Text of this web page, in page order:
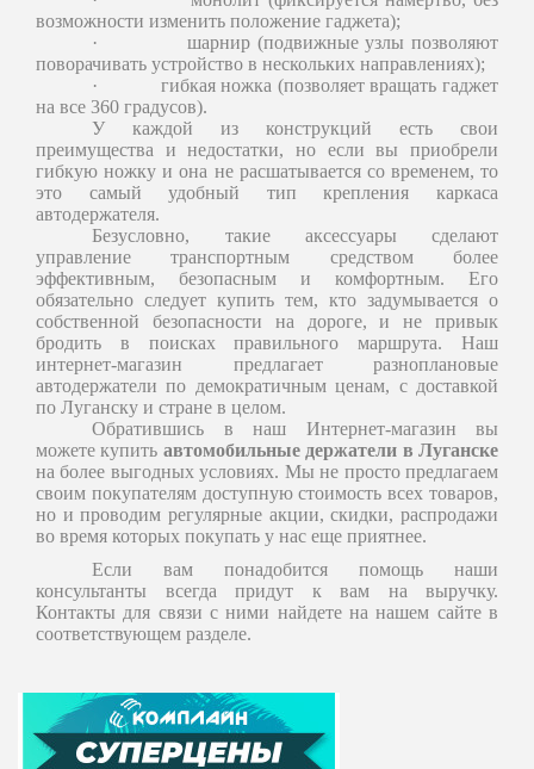
возможности изменить положение гаджета);
·
шарнир (подвижные узлы позволяют
поворачивать устройство в нескольких направлениях);
·
гибкая ножка (позволяет вращать гаджет
на все 360 градусов).
У каждой из конструкций есть свои
преимущества и недостатки, но если вы приобрели
гибкую ножку и она не расшатывается со временем, то
это самый удобный тип крепления каркаса
автодержателя.
Безусловно, такие аксессуары сделают
управление транспортным средством более
эффективным, безопасным и комфортным. Его
обязательно следует купить тем, кто задумывается о
собственной безопасности на дороге, и не привык
бродить в поисках правильного маршрута. Наш
интернет-магазин предлагает разноплановые
автодержатели по демократичным ценам, с доставкой
по Луганску и стране в целом.
Обратившись в наш Интернет-магазин вы
можете купить автомобильные держатели в Луганске
на более выгодных условиях. Мы не просто предлагаем
своим покупателям доступную стоимость всех товаров,
но и проводим регулярные акции, скидки, распродажи
во время которых покупать у нас еще приятнее.
Если вам понадобится помощь наши
консультанты всегда придут к вам на выручку.
Контакты для связи с ними найдете на нашем сайте в
соответствующем разделе.